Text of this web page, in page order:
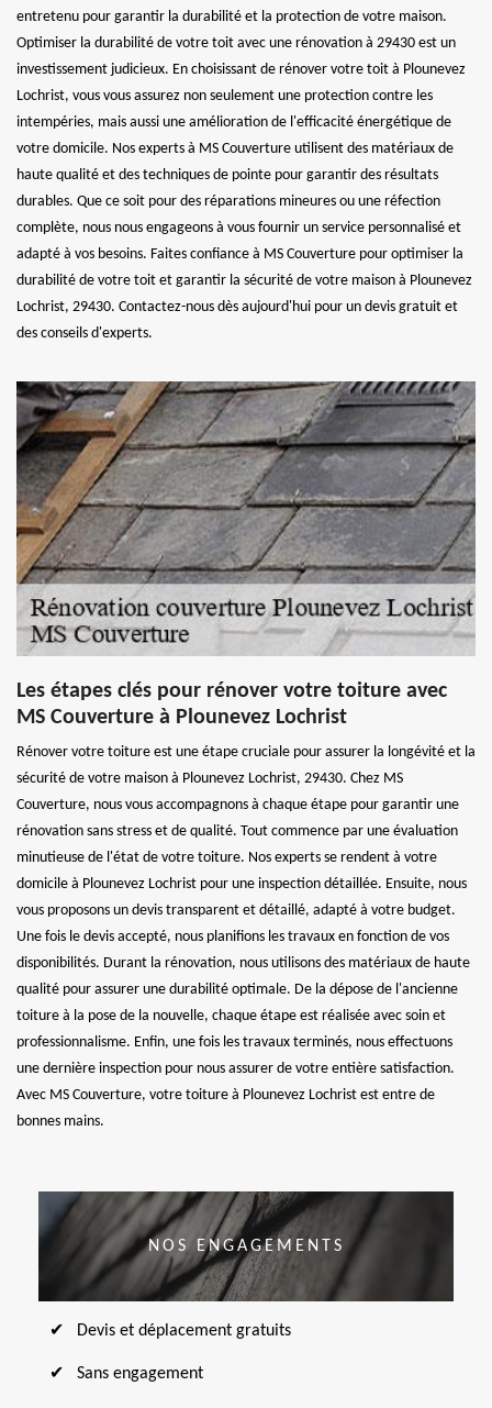
entretenu pour garantir la durabilité et la protection de votre maison.
Optimiser la durabilité de votre toit avec une rénovation à 29430 est un
investissement judicieux. En choisissant de rénover votre toit à Plounevez
Lochrist, vous vous assurez non seulement une protection contre les
intempéries, mais aussi une amélioration de l'efficacité énergétique de
votre domicile. Nos experts à MS Couverture utilisent des matériaux de
haute qualité et des techniques de pointe pour garantir des résultats
durables. Que ce soit pour des réparations mineures ou une réfection
complète, nous nous engageons à vous fournir un service personnalisé et
adapté à vos besoins. Faites confiance à MS Couverture pour optimiser la
durabilité de votre toit et garantir la sécurité de votre maison à Plounevez
Lochrist, 29430. Contactez-nous dès aujourd'hui pour un devis gratuit et
des conseils d'experts.
Les étapes clés pour rénover votre toiture avec
MS Couverture à Plounevez Lochrist
Rénover votre toiture est une étape cruciale pour assurer la longévité et la
sécurité de votre maison à Plounevez Lochrist, 29430. Chez MS
Couverture, nous vous accompagnons à chaque étape pour garantir une
rénovation sans stress et de qualité. Tout commence par une évaluation
minutieuse de l'état de votre toiture. Nos experts se rendent à votre
domicile à Plounevez Lochrist pour une inspection détaillée. Ensuite, nous
vous proposons un devis transparent et détaillé, adapté à votre budget.
Une fois le devis accepté, nous planifions les travaux en fonction de vos
disponibilités. Durant la rénovation, nous utilisons des matériaux de haute
qualité pour assurer une durabilité optimale. De la dépose de l'ancienne
toiture à la pose de la nouvelle, chaque étape est réalisée avec soin et
professionnalisme. Enfin, une fois les travaux terminés, nous effectuons
une dernière inspection pour nous assurer de votre entière satisfaction.
Avec MS Couverture, votre toiture à Plounevez Lochrist est entre de
bonnes mains.
NOS ENGAGEMENTS
Devis et déplacement gratuits
Sans engagement